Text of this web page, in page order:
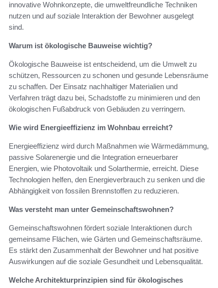
innovative Wohnkonzepte, die umweltfreundliche Techniken
nutzen und auf soziale Interaktion der Bewohner ausgelegt
sind.
Warum ist ökologische Bauweise wichtig?
Ökologische Bauweise ist entscheidend, um die Umwelt zu
schützen, Ressourcen zu schonen und gesunde Lebensräume
zu schaffen. Der Einsatz nachhaltiger Materialien und
Verfahren trägt dazu bei, Schadstoffe zu minimieren und den
ökologischen Fußabdruck von Gebäuden zu verringern.
Wie wird Energieeffizienz im Wohnbau erreicht?
Energieeffizienz wird durch Maßnahmen wie Wärmedämmung,
passive Solarenergie und die Integration erneuerbarer
Energien, wie Photovoltaik und Solarthermie, erreicht. Diese
Technologien helfen, den Energieverbrauch zu senken und die
Abhängigkeit von fossilen Brennstoffen zu reduzieren.
Was versteht man unter Gemeinschaftswohnen?
Gemeinschaftswohnen fördert soziale Interaktionen durch
gemeinsame Flächen, wie Gärten und Gemeinschaftsräume.
Es stärkt den Zusammenhalt der Bewohner und hat positive
Auswirkungen auf die soziale Gesundheit und Lebensqualität.
Welche Architekturprinzipien sind für ökologisches